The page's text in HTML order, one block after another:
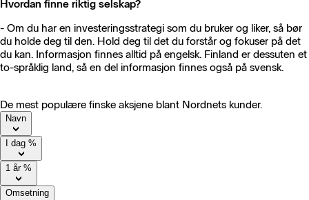
Hvordan finne riktig selskap?
- Om du har en investeringsstrategi som du bruker og liker, så bør
du holde deg til den. Hold deg til det du forstår og fokuser på det
du kan. Informasjon finnes alltid på engelsk. Finland er dessuten et
to-språklig land, så en del informasjon finnes også på svensk.
De mest populære finske aksjene blant Nordnets kunder.
Navn
I dag %
1 år%
Omsetning